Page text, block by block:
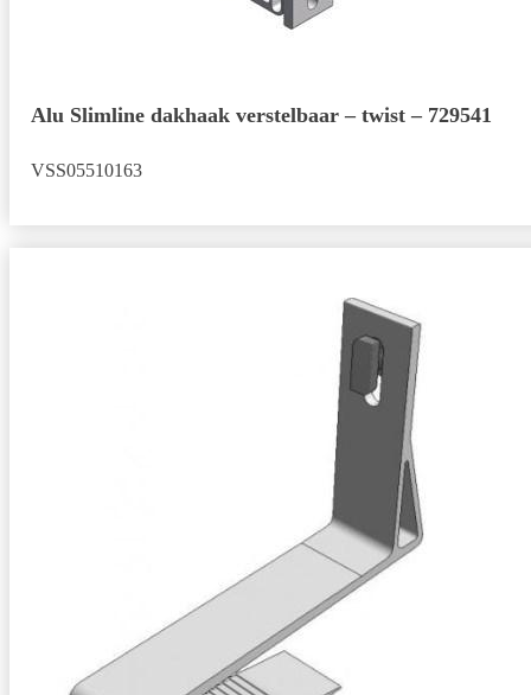
Alu Slimline dakhaak verstelbaar – twist – 729541
VSS05510163